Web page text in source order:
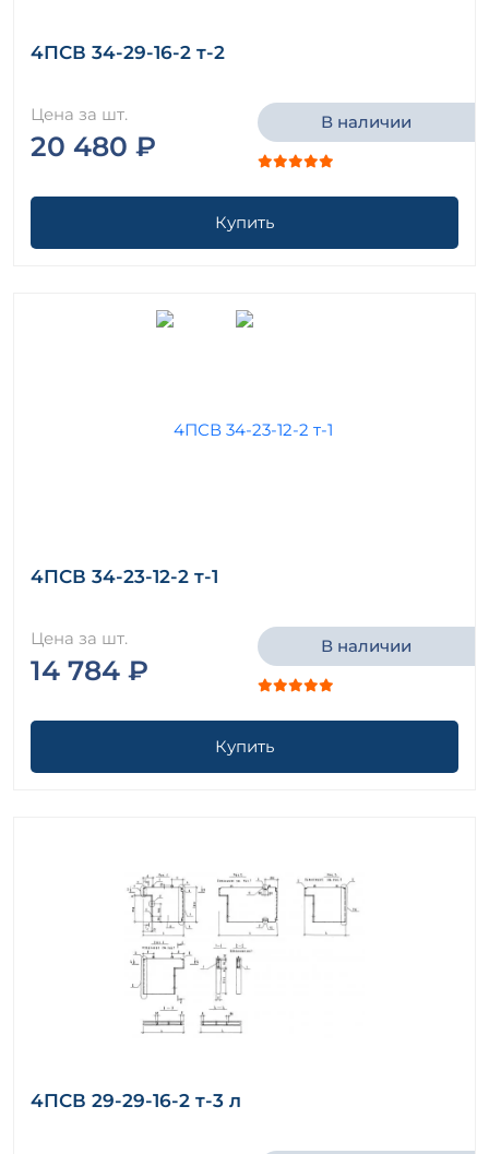
4ПСВ 34-29-16-2 т-2
Цена за шт.
20 480 ₽
В наличии
Купить
4ПСВ 34-23-12-2 т-1
Цена за шт.
14 784 ₽
В наличии
Купить
4ПСВ 29-29-16-2 т-3 л